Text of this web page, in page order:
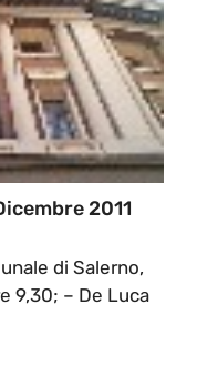
2011
di Salerno,
9,30; – De Luca